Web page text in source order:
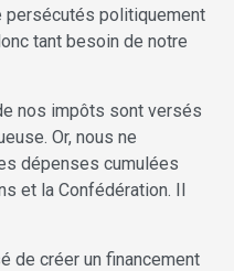
persécutés politiquement
tant besoin de notre
nos impôts sont versés
Or, nous ne
dépenses cumulées
et la Confédération. Il
de créer un financement